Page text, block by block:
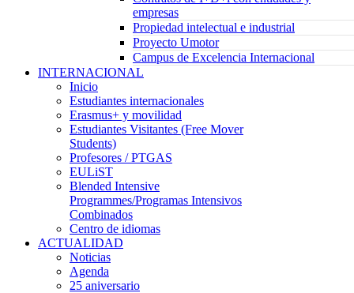
empresas
Propiedad intelectual e industrial
Proyecto Umotor
Campus de Excelencia Internacional
INTERNACIONAL
Inicio
Estudiantes internacionales
Erasmus+ y movilidad
Estudiantes Visitantes (Free Mover
Students)
Profesores / PTGAS
EULiST
Blended Intensive
Programmes/Programas Intensivos
Combinados
Centro de idiomas
ACTUALIDAD
Noticias
Agenda
25 aniversario